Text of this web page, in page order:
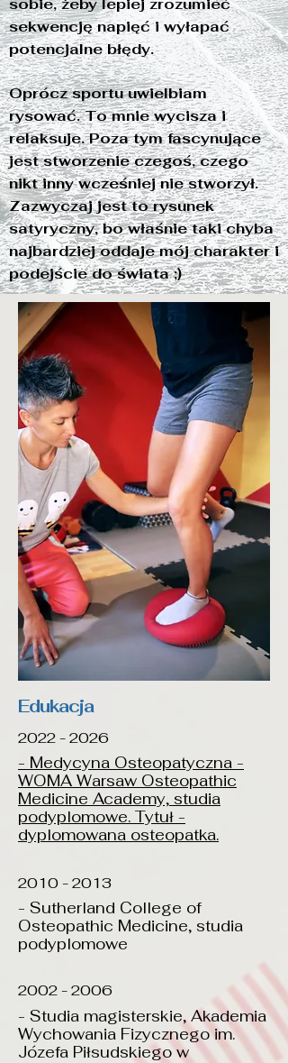
sobie, żeby lepiej zrozumieć
sekwencję napięć i wyłapać
potencjalne błędy.
Oprócz sportu uwielbiam
rysować. To mnie wycisza i
relaksuje. Poza tym fascynujące
jest stworzenie czegoś, czego
nikt inny wcześniej nie stworzył.
Zazwyczaj jest to rysunek
satyryczny, bo właśnie taki chyba
najbardziej oddaje mój charakter i
podejście do świata ;)
RehBabka- Fizjoterapia Warszawa
Malwina Zielińska
Edukacja
2022 - 2026
- Medycyna Osteopatyczna -
WOMA Warsaw Osteopathic
Medicine Academy, studia
podyplomowe. Tytuł -
dyplomowana osteopatka.
2010 - 2013
- Sutherland College of
Osteopathic Medicine, studia
podyplomowe
2002 - 2006
- Studia magisterskie, Akademia
Wychowania Fizycznego im.
Józefa Piłsudskiego w